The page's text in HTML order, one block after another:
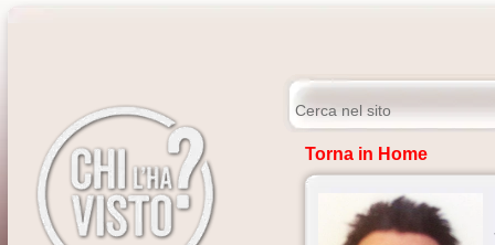
Torna in Home